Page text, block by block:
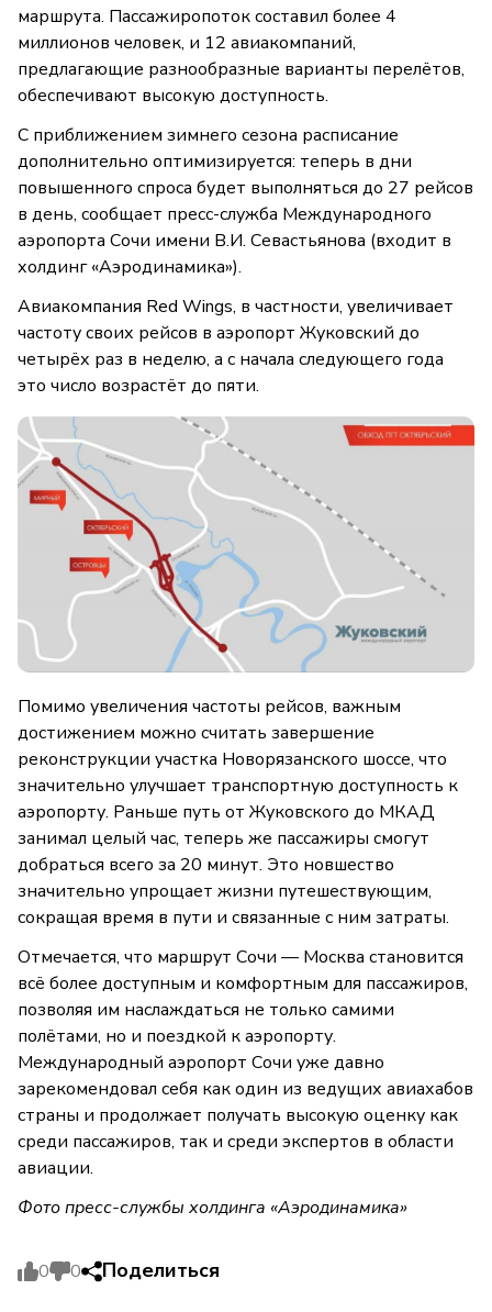
маршрута. Пассажиропоток составил более 4
миллионов человек, и 12 авиакомпаний,
предлагающие разнообразные варианты перелётов,
обеспечивают высокую доступность.
С приближением зимнего сезона расписание
дополнительно оптимизируется: теперь в дни
повышенного спроса будет выполняться до 27 рейсов
в день, сообщает пресс-служба Международного
аэропорта Сочи имени В.И. Севастьянова (входит в
холдинг «Аэродинамика»).
Авиакомпания Red Wings, в частности, увеличивает
частоту своих рейсов в аэропорт Жуковский до
четырёх раз в неделю, а с начала следующего года
это число возрастёт до пяти.
Помимо увеличения частоты рейсов, важным
достижением можно считать завершение
реконструкции участка Новорязанского шоссе, что
значительно улучшает транспортную доступность к
аэропорту. Раньше путь от Жуковского до МКАД
занимал целый час, теперь же пассажиры смогут
добраться всего за 20 минут. Это новшество
значительно упрощает жизни путешествующим,
сокращая время в пути и связанные с ним затраты.
Отмечается, что маршрут Сочи — Москва становится
всё более доступным и комфортным для пассажиров,
позволяя им наслаждаться не только самими
полётами, но и поездкой к аэропорту.
Международный аэропорт Сочи уже давно
зарекомендовал себя как один из ведущих авиахабов
страны и продолжает получать высокую оценку как
среди пассажиров, так и среди экспертов в области
авиации.
Фото пресс-службы холдинга «Аэродинамика»
0 0 Поделиться